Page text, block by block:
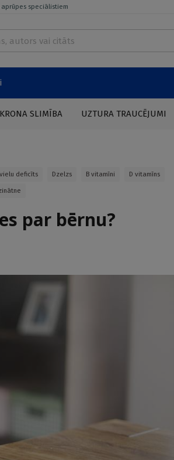
speciālistiem
KRONA SLIMĪBA UZTURA TRAUCĒJUMI
deficīts Dzelzs B vitamīni
D vitamīns
par bērnu?